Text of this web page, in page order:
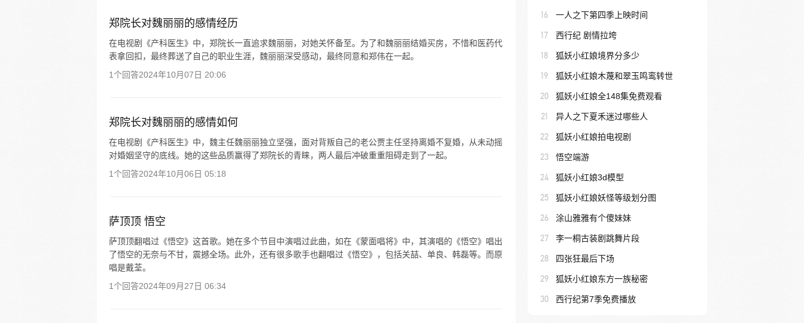
郑院长对魏丽丽的感情经历
在电视剧《产科医生》中，郑院长一直追求魏丽丽，对她关怀备至。为了和魏丽丽结婚买房，不惜和医药代
表拿回扣，最终葬送了自己的职业生涯，魏丽丽深受感动，最终同意和郑伟在一起。
1个回答2024年10月07日 20:06
郑院长对魏丽丽的感情如何
在电视剧《产科医生》中，魏主任魏丽丽独立坚强，面对背叛自己的老公贾主任坚持离婚不复婚，从未动摇
对婚姻坚守的底线。她的这些品质赢得了郑院长的青睐，两人最后冲破重重阻碍走到了一起。
1个回答2024年10月06日 05:18
萨顶顶 悟空
萨顶顶翻唱过《悟空》这首歌。她在多个节目中演唱过此曲，如在《蒙面唱将》中，其演唱的《悟空》唱出
了悟空的无奈与不甘，震撼全场。此外，还有很多歌手也翻唱过《悟空》，包括关喆、单良、韩磊等。而原
唱是戴荃。
1个回答2024年09月27日 06:34
16 一人之下第四季上映时间
17 西行纪 剧情拉垮
18 狐妖小红娘境界分多少
19 狐妖小红娘木蔑和翠玉鸣鸾转世
20 狐妖小红娘全148集免费观看
21 异人之下夏禾迷过哪些人
22 狐妖小红娘拍电视剧
23 悟空端游
24 狐妖小红娘3d模型
25 狐妖小红娘妖怪等级划分图
26 涂山雅雅有个傻妹妹
27 李一桐古装剧跳舞片段
28 四张狂最后下场
29 狐妖小红娘东方一族秘密
30 西行纪第7季免费播放